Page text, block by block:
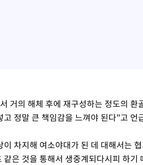
거의 해체 후에 재구성하는 정도의 환
정말 큰 책임감을 느껴야 된다"고 언
차지해 여소야대가 된 데 대해서는
은 것을 통해서 생중계되다시피 하기